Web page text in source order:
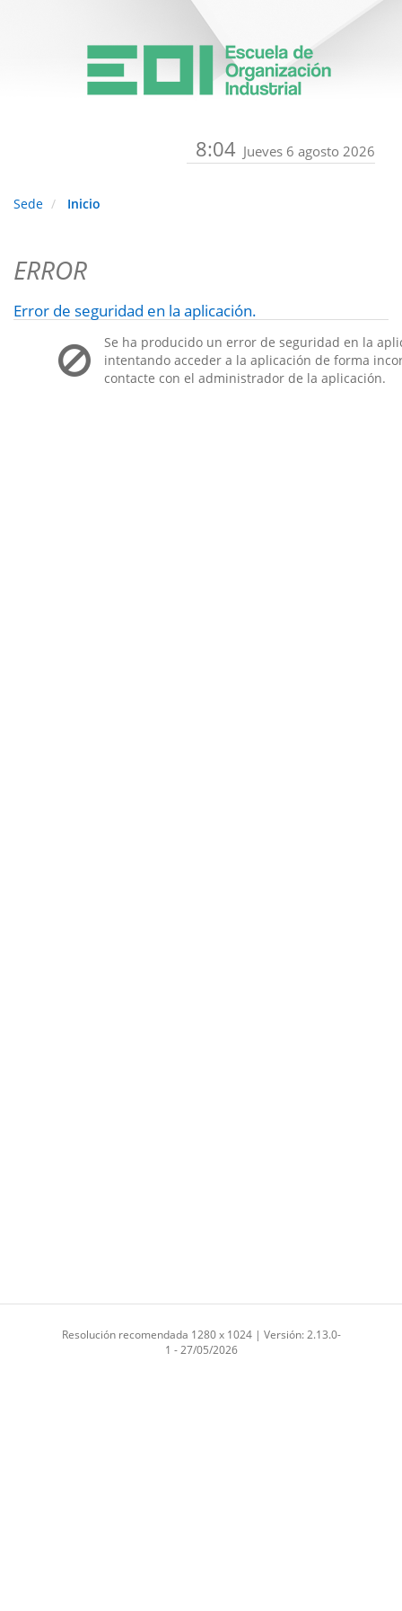
8:04 Jueves 6 agosto 2026
Sede Inicio
ERROR
Error de seguridad en la aplicación.
Se ha producido un error de seguridad en la
intentando acceder a la aplicación de forma
contacte con el administrador de la aplicación.
Resolución recomendada 1280 x 1024 | Versión: 2.13.0-
1 - 27/05/2026